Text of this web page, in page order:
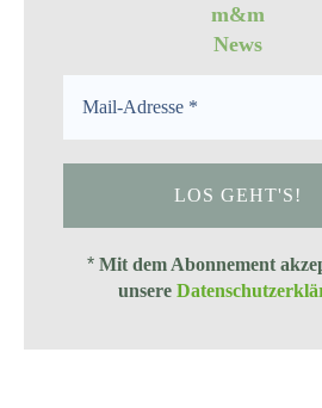
m&m
News
* Mit dem Abonnement
unsere